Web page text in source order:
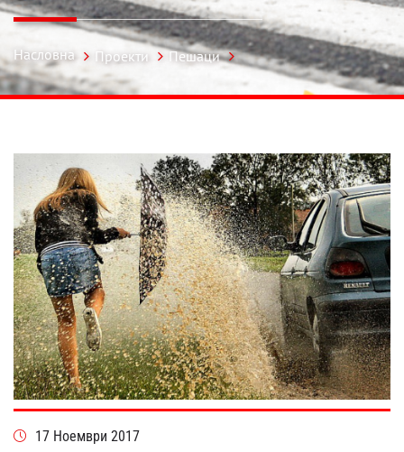
Насловна Проекти Пешаци
17 Ноември 2017